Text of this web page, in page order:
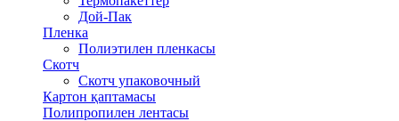
Дой-Пак
Пленка
Полиэтилен пленкасы
Скотч
Скотч упаковочный
Картон қаптамасы
Полипропилен лентасы